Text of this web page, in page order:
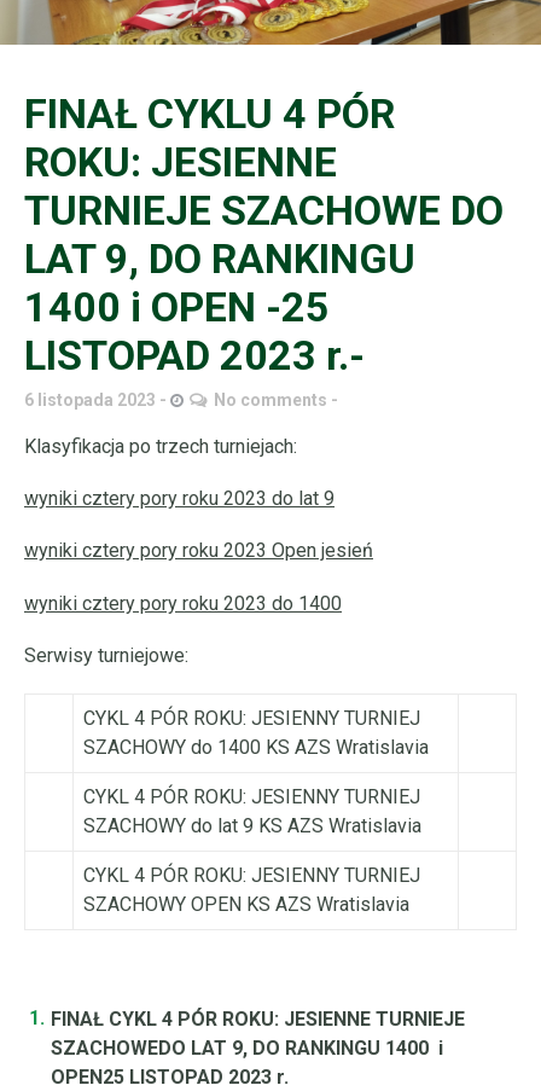
FINAŁ CYKLU 4 PÓR
ROKU: JESIENNE
TURNIEJE SZACHOWE DO
LAT 9, DO RANKINGU
1400 i OPEN -25
LISTOPAD 2023 r.-
6 listopada 2023 No comments
Klasyfikacja po trzech turniejach:
wyniki cztery pory roku 2023 do lat 9
wyniki cztery pory roku 2023 Open jesień
wyniki cztery pory roku 2023 do 1400
Serwisy turniejowe:
CYKL 4 PÓR ROKU: JESIENNY TURNIEJ
SZACHOWY do 1400 KS AZS Wratislavia
CYKL 4 PÓR ROKU: JESIENNY TURNIEJ
SZACHOWY do lat 9 KS AZS Wratislavia
CYKL 4 PÓR ROKU: JESIENNY TURNIEJ
SZACHOWY OPEN KS AZS Wratislavia
FINAŁ CYKL 4 PÓR ROKU: JESIENNE TURNIEJE
SZACHOWEDO LAT 9, DO RANKINGU 1400 i
OPEN25 LISTOPAD 2023 r.